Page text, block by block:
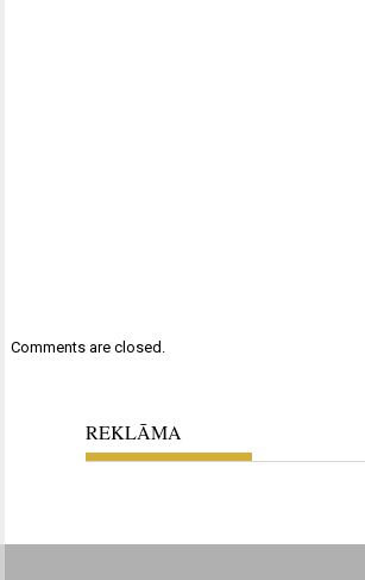
Comments are closed.
REKLĀMA